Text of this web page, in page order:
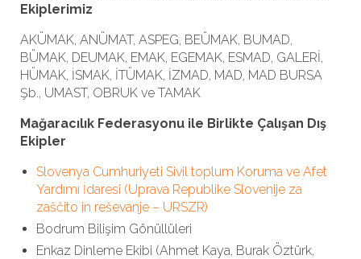
Ekiplerimiz
AKÜMAK, ANÜMAT, ASPEG, BEÜMAK, BUMAD,
BÜMAK, DEUMAK, EMAK, EGEMAK, ESMAD, GALERİ,
HÜMAK, İSMAK, İTÜMAK, İZMAD, MAD, MAD BURSA
Şb., UMAST, OBRUK ve TAMAK
Mağaracılık Federasyonu ile Birlikte Çalışan Dış
Ekipler
Slovenya Cumhuriyeti Sivil toplum Koruma ve Afet
Yardımı İdaresi (Uprava Republike Slovenije za
zaščito in reševanje – URSZR)
Bodrum Bilişim Gönüllüleri
Enkaz Dinleme Ekibi (Ahmet Kaya, Burak Öztürk,